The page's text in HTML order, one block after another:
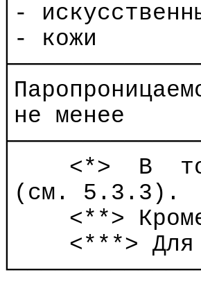
│-
│- кожи
│не менее
<*> В
│(см. 5.3.3).
<**>
<***> Для